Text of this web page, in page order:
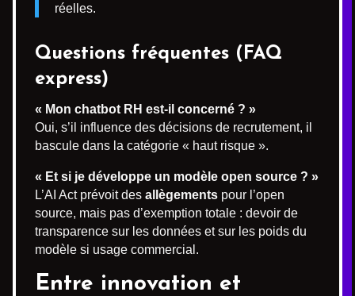
réelles.
Questions fréquentes (FAQ
express)
« Mon chatbot RH est-il concerné ? »
Oui, s’il influence des décisions de recrutement, il
bascule dans la catégorie « haut risque ».
« Et si je développe un modèle open source ? »
L’AI Act prévoit des allègements pour l’open
source, mais pas d’exemption totale : devoir de
transparence sur les données et sur les poids du
modèle si usage commercial.
Entre innovation et